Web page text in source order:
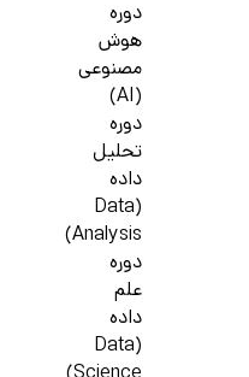
دوره
هوش
مصنوعی
(AI)
دوره
تحلیل
داده
(Data
Analysis)
دوره
علم
داده
(Data